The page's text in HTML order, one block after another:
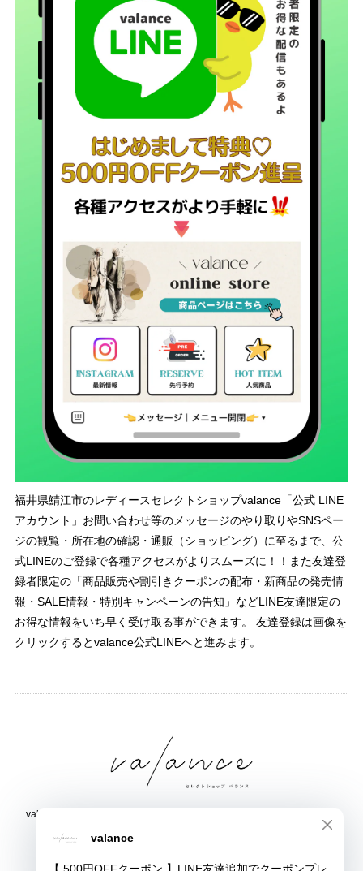
福井県鯖江市のレディースセレクトショップvalance「公式 LINE
アカウント」お問い合わせ等のメッセージのやり取りやSNSペー
ジの観覧・所在地の確認・通販（ショッピング）に至るまで、公
式LINEのご登録で各種アクセスがよりスムーズに！！また友達登
録者限定の「商品販売や割引きクーポンの配布・新商品の発売情
報・SALE情報・特別キャンペーンの告知」などLINE友達限定の
お得な情報をいち早く受け取る事ができます。 友達登録は画像を
クリックするとvalance公式LINEへと進みます。
valance 福井｜レディース セレクトショップ｜ファッション通販サイト
福井県鯖江市三六町1丁目1507